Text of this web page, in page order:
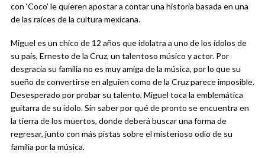
con ‘Coco’ le quieren apostar a contar una historia basada en una
de las raíces de la cultura mexicana.
Miguel es un chico de 12 años que idolatra a uno de los ídolos de
su país, Ernesto de la Cruz, un talentoso músico y actor. Por
desgracia su familia no es muy amiga de la música, por lo que su
sueño de convertirse en alguien como de la Cruz parece imposible.
Desesperado por probar su talento, Miguel toca la emblemática
guitarra de su ídolo. Sin saber por qué de pronto se encuentra en
la tierra de los muertos, donde deberá buscar una forma de
regresar, junto con más pistas sobre el misterioso odio de su
familia por la música.